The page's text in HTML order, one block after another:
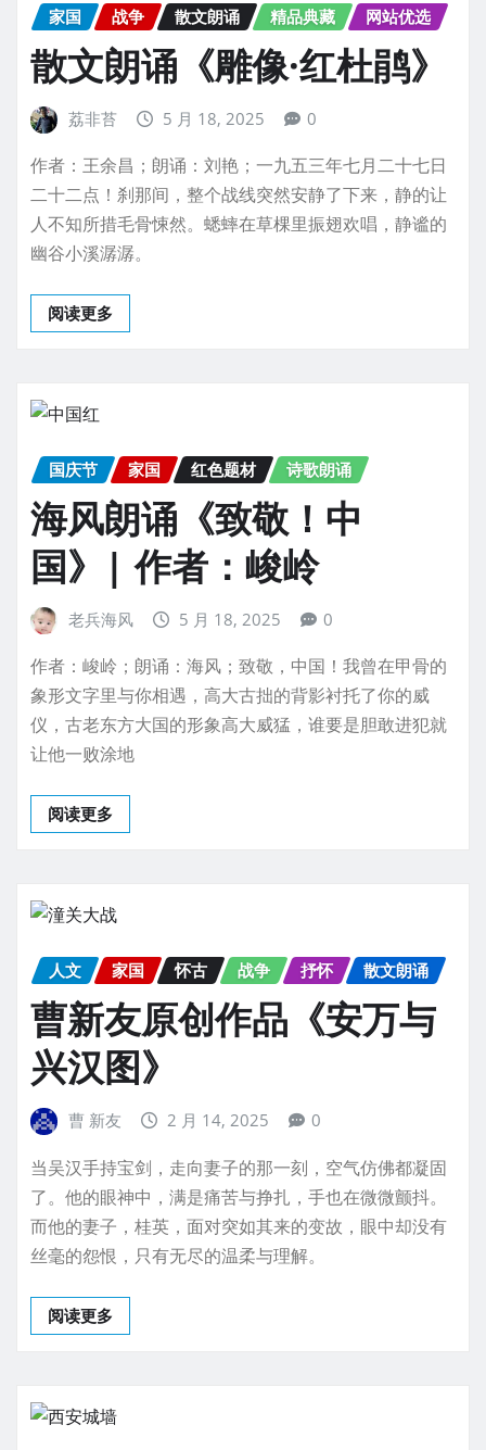
家国 战争 散文朗诵 精品典藏 网站优选
散文朗诵《雕像·红杜鹃》
荔非苔 5 月 18, 2025 0
作者：王余昌；朗诵：刘艳；一九五三年七月二十七日
二十二点！刹那间，整个战线突然安静了下来，静的让
人不知所措毛骨悚然。蟋蟀在草棵里振翅欢唱，静谧的
幽谷小溪潺潺。
阅读更多
国庆节 家国 红色题材 诗歌朗诵
海风朗诵《致敬！中
国》| 作者：峻岭
老兵海风 5 月 18, 2025 0
作者：峻岭；朗诵：海风；致敬，中国！我曾在甲骨的
象形文字里与你相遇，高大古拙的背影衬托了你的威
仪，古老东方大国的形象高大威猛，谁要是胆敢进犯就
让他一败涂地
阅读更多
人文 家国 怀古 战争 抒怀 散文朗诵
曹新友原创作品《安万与
兴汉图》
曹 新友 2 月 14, 2025 0
当吴汉手持宝剑，走向妻子的那一刻，空气仿佛都凝固
了。他的眼神中，满是痛苦与挣扎，手也在微微颤抖。
而他的妻子，桂英，面对突如其来的变故，眼中却没有
丝毫的怨恨，只有无尽的温柔与理解。
阅读更多